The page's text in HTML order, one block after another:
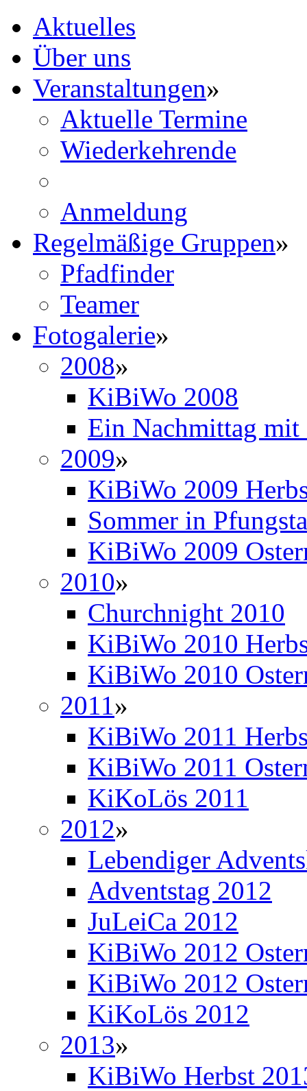
Aktuelles
Über uns
Veranstaltungen»
Aktuelle Termine
Wiederkehrende
Anmeldung
Regelmäßige Gruppen»
Pfadfinder
Teamer
Fotogalerie»
2008»
KiBiWo 2008
Ein Nachmittag mit
2009»
KiBiWo 2009
Sommer in
KiBiWo 2009
2010»
Churchnight 2010
KiBiWo 2010
KiBiWo 2010
2011»
KiBiWo 2011
KiBiWo 2011
KiKoLös 2011
2012»
Lebendiger
Adventstag 2012
JuLeiCa 2012
KiBiWo 2012
KiBiWo 2012
KiKoLös 2012
2013»
KiBiWo Herbst